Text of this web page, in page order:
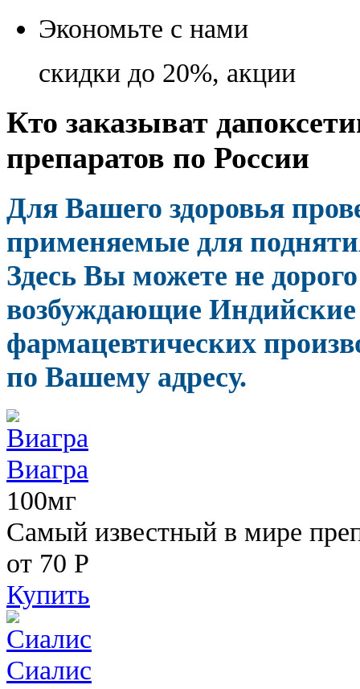
Экономьте с нами
скидки до 20%, акции
Кто заказыват
препаратов по России
Для Вашего здоровья
применяемые для
Здесь Вы можете не
возбуждающие
фармацевтических
по Вашему адресу.
Виагра
100мг
Самый известный в мире
от 70 Р
Купить
Сиалис